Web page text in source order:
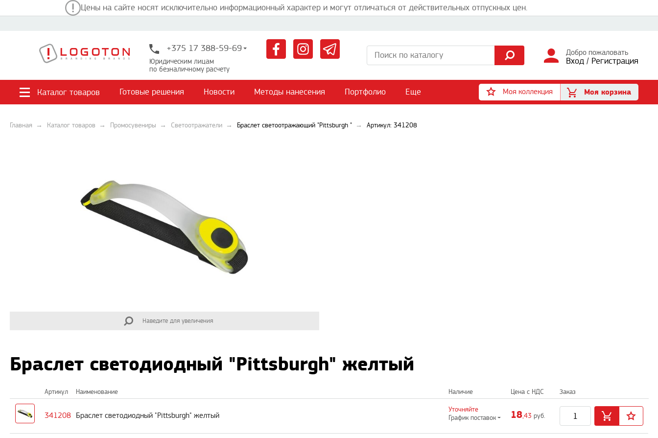
Цены на сайте носят исключительно информационный характер и могут отличаться от действительных отпускных цен.
+375 17 388-59-69
Юридическим лицам
по безналичному расчету
Добро пожаловать
Вход / Регистрация
Каталог товаров Готовые решения Новости Методы нанесения Портфолио Еще Моя коллекция Моя корзина
Главная Каталог товаров Промосувениры Светоотражатели Браслет светоотражающий "Pittsburgh " Артикул: 341208
Наведите для увеличения
Браслет светодиодный "Pittsburgh" желтый
Артикул Наименование Наличие Цена с НДС Заказ
341208 Браслет светодиодный "Pittsburgh" желтый
Уточняйте
График поставок
18,43 руб.